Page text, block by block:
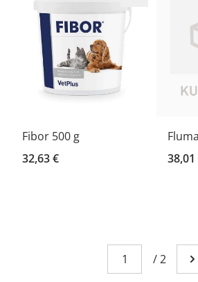
Fibor 500 g
32,63 €
38,01
Sivu
You're currently
/2